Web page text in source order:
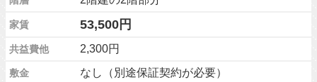
家賃 53,500円
共益費他 2,300円
敷金 なし（別途保証契約が必要）